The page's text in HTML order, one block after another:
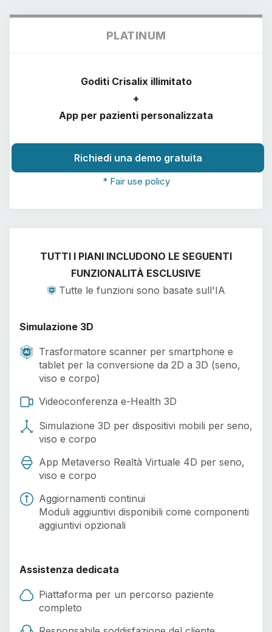
PLATINUM
TUTTI I PIANI INCLUDONO LE SEGUENTI
FUNZIONALITÀ ESCLUSIVE
Tutte le funzioni sono basate sull'IA
Simulazione 3D
Trasformatore scanner per smartphone e
tablet per la conversione da 2D a 3D (seno,
viso e corpo)
Videoconferenza e-Health 3D
Simulazione 3D per dispositivi mobili per seno,
viso e corpo
App Metaverso Realtà Virtuale 4D per seno,
viso e corpo
Aggiornamenti continui
Moduli aggiuntivi disponibili come componenti
aggiuntivi opzionali
Assistenza dedicata
Piattaforma per un percorso paziente
completo
Goditi Crisalix illimitato
+
App per pazienti personalizzata
Richiedi una demo gratuita
* Fair use policy